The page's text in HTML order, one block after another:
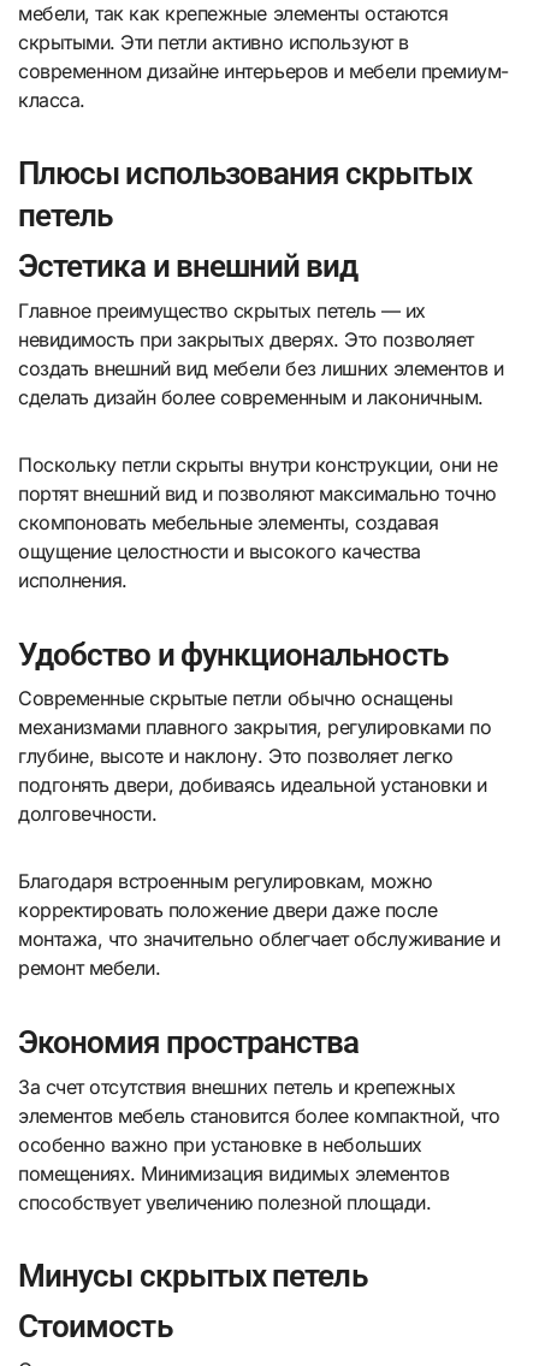
мебели, так как крепежные элементы остаются
скрытыми. Эти петли активно используют в
современном дизайне интерьеров и мебели премиум-
класса.
Плюсы использования скрытых
петель
Эстетика и внешний вид
Главное преимущество скрытых петель — их
невидимость при закрытых дверях. Это позволяет
создать внешний вид мебели без лишних элементов и
сделать дизайн более современным и лаконичным.
Поскольку петли скрыты внутри конструкции, они не
портят внешний вид и позволяют максимально точно
скомпоновать мебельные элементы, создавая
ощущение целостности и высокого качества
исполнения.
Удобство и функциональность
Современные скрытые петли обычно оснащены
механизмами плавного закрытия, регулировками по
глубине, высоте и наклону. Это позволяет легко
подгонять двери, добиваясь идеальной установки и
долговечности.
Благодаря встроенным регулировкам, можно
корректировать положение двери даже после
монтажа, что значительно облегчает обслуживание и
ремонт мебели.
Экономия пространства
За счет отсутствия внешних петель и крепежных
элементов мебель становится более компактной, что
особенно важно при установке в небольших
помещениях. Минимизация видимых элементов
способствует увеличению полезной площади.
Минусы скрытых петель
Стоимость